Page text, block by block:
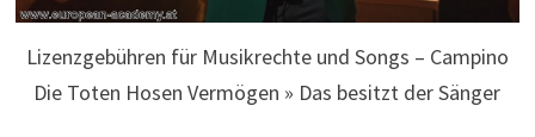
Lizenzgebühren für Musikrechte und Songs – Campino
Die Toten Hosen Vermögen » Das besitzt der Sänger